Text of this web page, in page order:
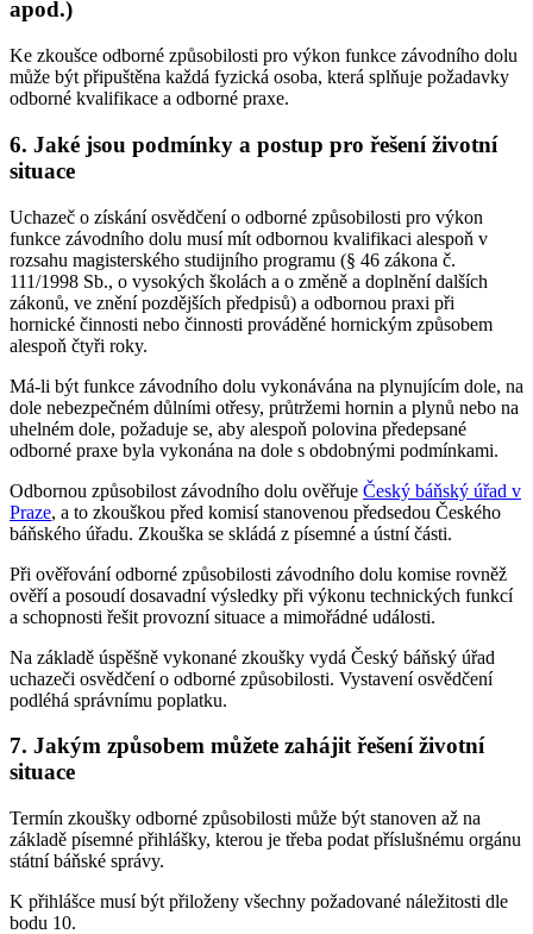
apod.)
Ke zkoušce odborné způsobilosti pro výkon funkce závodního dolu
může být připuštěna každá fyzická osoba, která splňuje požadavky
odborné kvalifikace a odborné praxe.
6. Jaké jsou podmínky a postup pro řešení životní
situace
Uchazeč o získání osvědčení o odborné způsobilosti pro výkon
funkce závodního dolu musí mít odbornou kvalifikaci alespoň v
rozsahu magisterského studijního programu (§ 46 zákona č.
111/1998 Sb., o vysokých školách a o změně a doplnění dalších
zákonů, ve znění pozdějších předpisů) a odbornou praxi při
hornické činnosti nebo činnosti prováděné hornickým způsobem
alespoň čtyři roky.
Má-li být funkce závodního dolu vykonávána na plynujícím dole, na
dole nebezpečném důlními otřesy, průtržemi hornin a plynů nebo na
uhelném dole, požaduje se, aby alespoň polovina předepsané
odborné praxe byla vykonána na dole s obdobnými podmínkami.
Odbornou způsobilost závodního dolu ověřuje Český báňský úřad v
Praze, a to zkouškou před komisí stanovenou předsedou Českého
báňského úřadu. Zkouška se skládá z písemné a ústní části.
Při ověřování odborné způsobilosti závodního dolu komise rovněž
ověří a posoudí dosavadní výsledky při výkonu technických funkcí
a schopnosti řešit provozní situace a mimořádné události.
Na základě úspěšně vykonané zkoušky vydá Český báňský úřad
uchazeči osvědčení o odborné způsobilosti. Vystavení osvědčení
podléhá správnímu poplatku.
7. Jakým způsobem můžete zahájit řešení životní
situace
Termín zkoušky odborné způsobilosti může být stanoven až na
základě písemné přihlášky, kterou je třeba podat příslušnému orgánu
státní báňské správy.
K přihlášce musí být přiloženy všechny požadované náležitosti dle
bodu 10.